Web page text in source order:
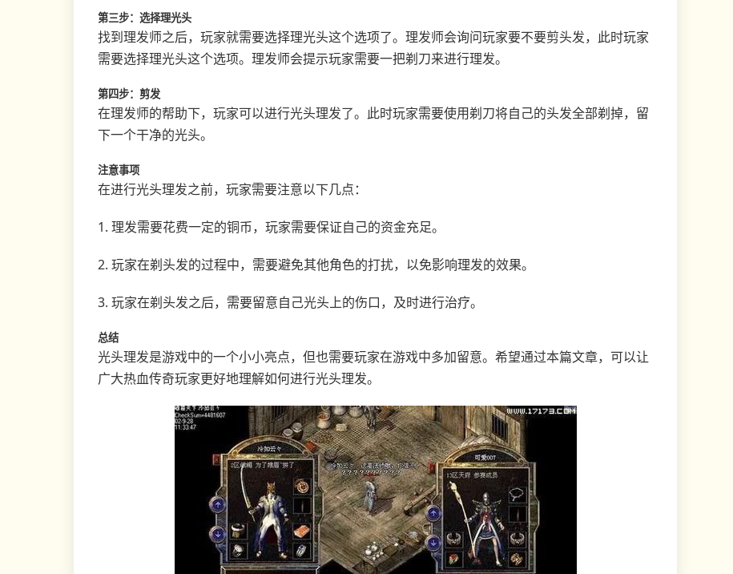
第三步：选择理光头
找到理发师之后，玩家就需要选择理光头这个选项了。理发师会询问玩家要不要剪头发，此时玩家
需要选择理光头这个选项。理发师会提示玩家需要一把剃刀来进行理发。
第四步：剪发
在理发师的帮助下，玩家可以进行光头理发了。此时玩家需要使用剃刀将自己的头发全部剃掉，留
下一个干净的光头。
注意事项
在进行光头理发之前，玩家需要注意以下几点：
1. 理发需要花费一定的铜币，玩家需要保证自己的资金充足。
2. 玩家在剃头发的过程中，需要避免其他角色的打扰，以免影响理发的效果。
3. 玩家在剃头发之后，需要留意自己光头上的伤口，及时进行治疗。
总结
光头理发是游戏中的一个小小亮点，但也需要玩家在游戏中多加留意。希望通过本篇文章，可以让
广大热血传奇玩家更好地理解如何进行光头理发。